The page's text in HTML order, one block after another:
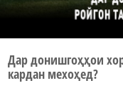
Дар донишгоҳҳои
кардан мехоҳед?